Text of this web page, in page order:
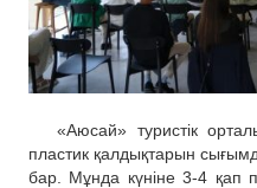
«Аюсай» туристік
пластик қалдықтарын
бар. Мұнда күніне 3-4 қап